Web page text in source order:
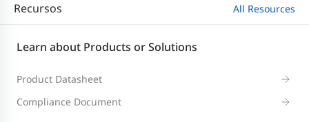
Recursos All Resources
Learn about Products or Solutions
Product Datasheet
Compliance Document